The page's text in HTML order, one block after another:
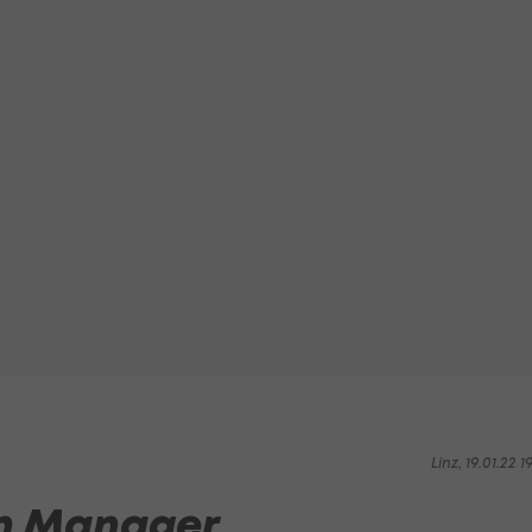
Linz, 19.01.22